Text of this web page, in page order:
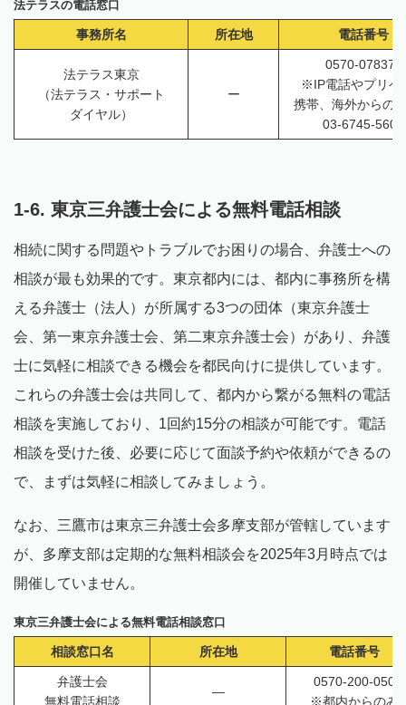
法テラスの電話窓口
事務所名 所在地 電話番号
法テラス東京
（法テラス・サポート
ダイヤル）
ー
0570-078374
※IP電話やプリペ
携帯、海外からの
03-6745-5600
1-6. 東京三弁護士会による無料電話相談
相続に関する問題やトラブルでお困りの場合、弁護士への
相談が最も効果的です。東京都内には、都内に事務所を構
える弁護士（法人）が所属する3つの団体（東京弁護士
会、第一東京弁護士会、第二東京弁護士会）があり、弁護
士に気軽に相談できる機会を都民向けに提供しています。
これらの弁護士会は共同して、都内から繋がる無料の電話
相談を実施しており、1回約15分の相談が可能です。電話
相談を受けた後、必要に応じて面談予約や依頼ができるの
で、まずは気軽に相談してみましょう。
なお、三鷹市は東京三弁護士会多摩支部が管轄しています
が、多摩支部は定期的な無料相談会を2025年3月時点では
開催していません。
東京三弁護士会による無料電話相談窓口
相談窓口名 所在地 電話番号
弁護士会
無料電話相談
—
0570-200-050
※都内からのみ